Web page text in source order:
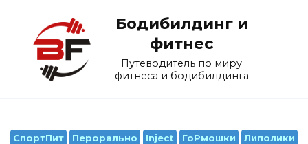
содержанию
Бодибилдинг и
фитнес
Путеводитель по миру
фитнеса и бодибилдинга
СпортПит Перорально Inject ГоРмошки Липолики